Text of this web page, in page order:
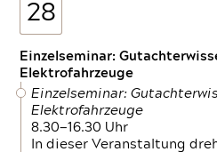
28
Einzelseminar:
Elektrofahrzeuge
Einzelseminar:
Elektrofahrzeuge
8.30—16.30 Uhr
In dieser Veranstaltung